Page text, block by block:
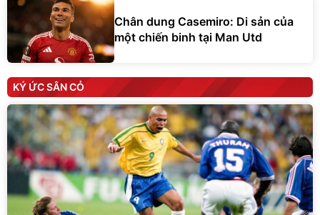
Chân dung Casemiro: Di sản của
một chiến binh tại Man Utd
KÝ ỨC SÂN CỎ